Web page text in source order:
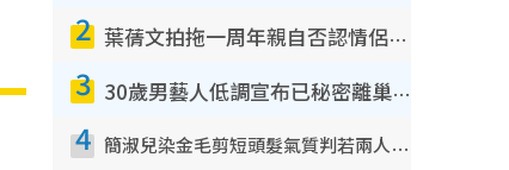
2 葉蒨文拍拖一周年親自否認情侶關係？！被質疑感情造假竟稱GM「普通同事」
3 30歲男藝人低調宣布已秘密離巢！人氣急跌變失蹤人口︰「這幾年過得並不容易」
4 簡淑兒染金毛剪短頭髮氣質判若兩人！嚇壞老公麥大力都認唔出：「你做咩事？」